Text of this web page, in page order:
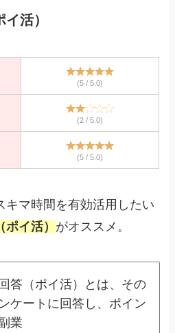
活）
(5 / 5.0)
(2 / 5.0)
(5 / 5.0)
キマ時間を有効活用したい
イ活） がオススメ。
答（ポイ活）とは、その
ケートに回答し、ポイン
業